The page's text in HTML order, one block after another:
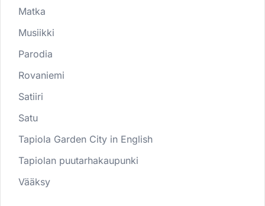
Matka
Musiikki
Parodia
Rovaniemi
Satiiri
Satu
Tapiola Garden City in English
Tapiolan puutarhakaupunki
Vääksy